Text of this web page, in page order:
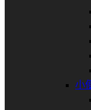
小